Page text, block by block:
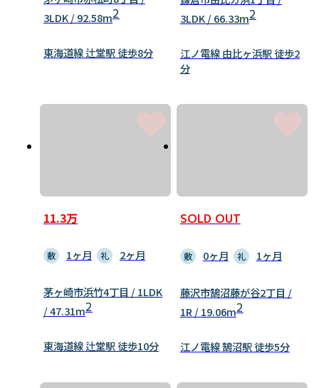
3LDK / 92.58m2
東海道線 辻堂駅 徒歩8分
3LDK / 66.33m2
江ノ電線 由比ヶ浜駅 徒歩2
分
11.3万
敷 1ヶ月 礼 2ヶ月
茅ヶ崎市浜竹4丁目 / 1LDK
/ 47.31m2
東海道線 辻堂駅 徒歩10分
SOLD OUT
敷 0ヶ月 礼 1ヶ月
藤沢市鵠沼藤が谷2丁目 /
1R / 19.06m2
江ノ電線 鵠沼駅 徒歩5分